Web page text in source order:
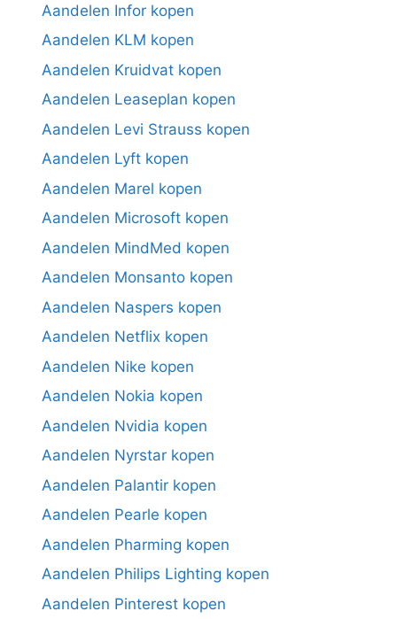
Aandelen Infor kopen
Aandelen KLM kopen
Aandelen Kruidvat kopen
Aandelen Leaseplan kopen
Aandelen Levi Strauss kopen
Aandelen Lyft kopen
Aandelen Marel kopen
Aandelen Microsoft kopen
Aandelen MindMed kopen
Aandelen Monsanto kopen
Aandelen Naspers kopen
Aandelen Netflix kopen
Aandelen Nike kopen
Aandelen Nokia kopen
Aandelen Nvidia kopen
Aandelen Nyrstar kopen
Aandelen Palantir kopen
Aandelen Pearle kopen
Aandelen Pharming kopen
Aandelen Philips Lighting kopen
Aandelen Pinterest kopen